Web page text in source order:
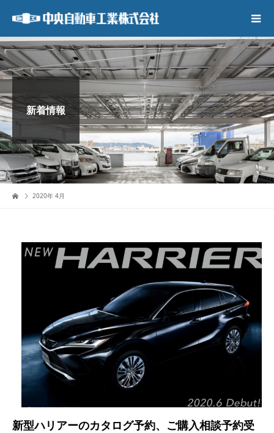
新着情報
2020年 4月
新型ハリアーのカタログ予約、ご購入相談予約受